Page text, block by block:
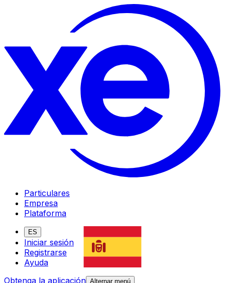
Particulares
Empresa
Plataforma
ES
Iniciar sesión
Registrarse
Ayuda
Obtenga la aplicación Alternar menú